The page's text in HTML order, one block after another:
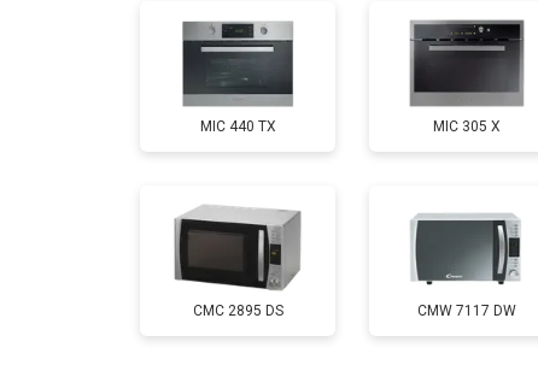
Замена лампочки
MIC 440 TX MIC 305 X
CMC 2895 DS CMW 7117 DW